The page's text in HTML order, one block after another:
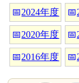
📅2024年度 📅
📅2020年度 📅
📅2016年度 📅